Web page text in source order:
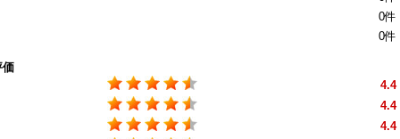
0件
0件
価
4.4
4.4
4.4